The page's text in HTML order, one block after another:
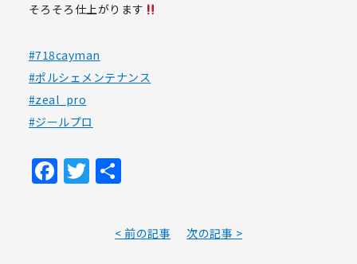
そろそろ仕上がります
#718cayman
#ポルシェメンテナンス
#zeal_pro
#ジールプロ
Facebook
Twitter
共
< 前の記事 次の記事 >